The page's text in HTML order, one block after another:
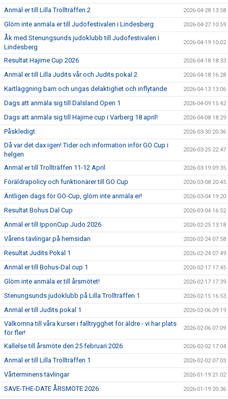
Anmäl er till Lilla Trollträffen 2 2026-04-28 13:58
Glöm inte anmäla er till Judofestivalen i Lindesberg 2026-04-27 10:59
Åk med Stenungsunds judoklubb till Judofestivalen i
Lindesberg
2026-04-19 10:02
Resultat Hajime Cup 2026 2026-04-18 18:33
Anmäl er till Lilla Judits vår och Judits pokal 2 2026-04-18 16:28
Kartläggning barn och ungas delaktighet och inflytande 2026-04-13 13:06
Dags att anmäla sig till Dalsland Open 1 2026-04-09 15:42
Dags att anmäla sig till Hajime cup i Varberg 18 april! 2026-04-08 18:29
Påskledigt 2026-03-30 20:36
Då var det dax igen! Tider och information inför GO Cup i
helgen
2026-03-25 22:47
Anmäl er till Trollträffen 11-12 April 2026-03-19 09:35
Föräldrapolicy och funktionärer till GO Cup 2026-03-08 20:45
Äntligen dags för GO-Cup, glöm inte anmäla er! 2026-03-04 19:20
Resultat Bohus Dal Cup 2026-03-04 16:52
Anmäl er till IpponCup Judo 2026 2026-02-25 13:18
Vårens tävlingar på hemsidan 2026-02-24 07:58
Resultat Judits Pokal 1 2026-02-24 07:49
Anmäl er till Bohus-Dal cup 1 2026-02-17 17:45
Glöm inte anmäla er till årsmötet! 2026-02-17 17:39
Stenungsunds judoklubb på Lilla Trollträffen 1 2026-02-15 16:53
Anmäl er till Judits pokal 1 2026-02-06 09:19
Välkomna till våra kurser i falltrygghet för äldre - vi har plats
för fler!
2026-02-06 07:09
Kallelse till årsmöte den 25 februari 2026 2026-02-02 17:04
Anmäl er till Lilla Trollträffen 1 2026-02-02 07:03
Vårterminens tävlingar 2026-01-19 21:02
SAVE-THE-DATE ÅRSMÖTE 2026 2026-01-19 20:36